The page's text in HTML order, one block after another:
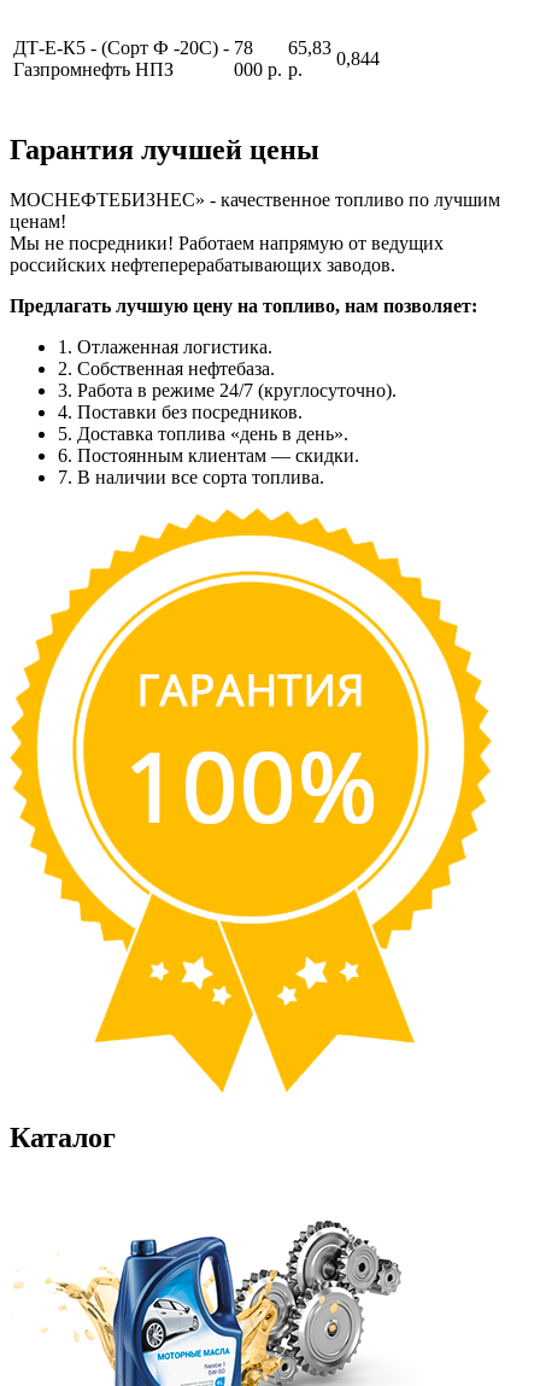
ДТ-Е-К5 - (Сорт Ф -20С) -
Газпромнефть НПЗ
78
000 р.
65,83
р.
0,844
Гарантия лучшей цены
МОСНЕФТЕБИЗНЕС» - качественное топливо по лучшим
ценам!
Мы не посредники! Работаем напрямую от ведущих
российских нефтеперерабатывающих заводов.
Предлагать лучшую цену на топливо, нам позволяет:
1. Отлаженная логистика.
2. Собственная нефтебаза.
3. Работа в режиме 24/7 (круглосуточно).
4. Поставки без посредников.
5. Доставка топлива «день в день».
6. Постоянным клиентам — скидки.
7. В наличии все сорта топлива.
Каталог